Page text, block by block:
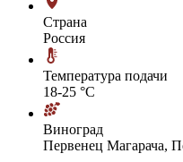
Страна
Россия
Температура подачи
18-25 °С
Виноград
Первенец Магарача,